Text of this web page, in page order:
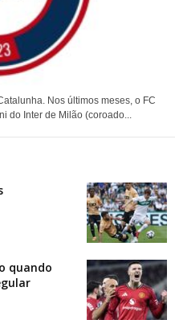
Nos últimos meses, o FC
do Inter de Milão (coroado...
quando